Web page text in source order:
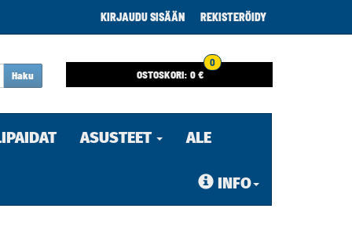
KIRJAUDU SISÄÄN REKISTERÖIDY
Haku OSTOSKORI: 0 €
0
ASUSTEET ALE
INFO